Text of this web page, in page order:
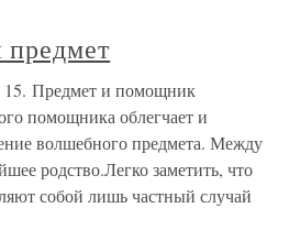
Предмет и помощник
помощника облегчает и
волшебного предмета. Между
родство.Легко заметить, что
собой лишь частный случай